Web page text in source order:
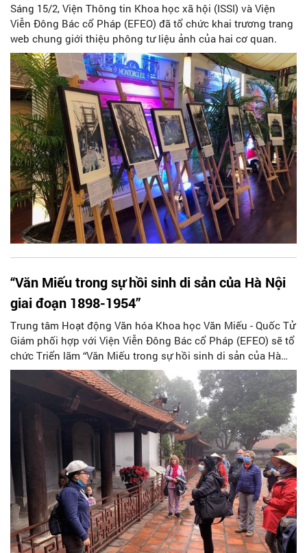
Sáng 15/2, Viện Thông tin Khoa học xã hội (ISSI) và Viện
Viễn Đông Bác cổ Pháp (EFEO) đã tổ chức khai trương trang
web chung giới thiệu phông tư liệu ảnh của hai cơ quan.
“Văn Miếu trong sự hồi sinh di sản của Hà Nội
giai đoạn 1898-1954”
Trung tâm Hoạt động Văn hóa Khoa học Văn Miếu - Quốc Tử
Giám phối hợp với Viện Viễn Đông Bác cổ Pháp (EFEO) sẽ tổ
chức Triển lãm “Văn Miếu trong sự hồi sinh di sản của Hà
Nội giai đoạn 1898-1954” tại Di tích quốc gia đặc biệt Văn
Miếu - Quốc Tử Giám, Hà Nội ngày 14/2/2023. Đây là sự kiện
chào mừng 50 năm thiết lập quan hệ ngoại giao giữa Việt
Nam và Pháp (1973-2023).